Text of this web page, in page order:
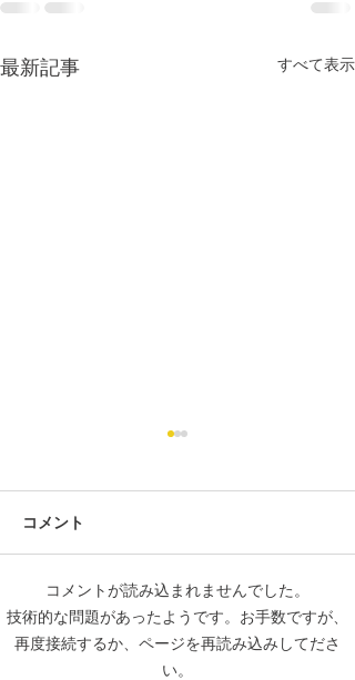
最新記事 すべて表示
第434回 2026年7月度「そ
ろばん段位」検定試験 合
コメント
コメントが読み込まれませんでした。
技術的な問題があったようです。お手数ですが、
再度接続するか、ページを再読み込みしてださ
い。